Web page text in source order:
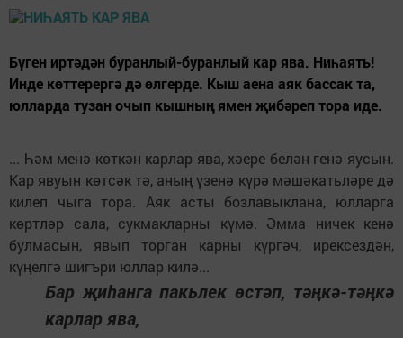
Бүген иртәдән буранлый-буранлый кар ява. Ниһаять!
Инде көттерергә дә өлгерде. Кыш аена аяк бассак та,
юлларда тузан очып кышның ямен җибәреп тора иде.
... Һәм менә көткән карлар ява, хәере белән генә яусын.
Кар явуын көтсәк тә, аның үзенә күрә мәшәкатьләре дә
килеп чыга тора. Аяк асты бозлавыклана, юлларга
көртләр сала, сукмакларны күмә. Әмма ничек кенә
булмасын, явып торган карны күргәч, ирексездән,
күңелгә шигъри юллар килә...
Бар җиһанга пакьлек өстәп, тәңкә-тәңкә
карлар ява,